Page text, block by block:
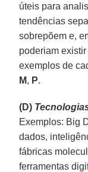
úteis para
tendências
sobrepõem e,
poderiam
exemplos de
M, P.
(D)
Exemplos: Big
dados,
fábricas
ferramentas